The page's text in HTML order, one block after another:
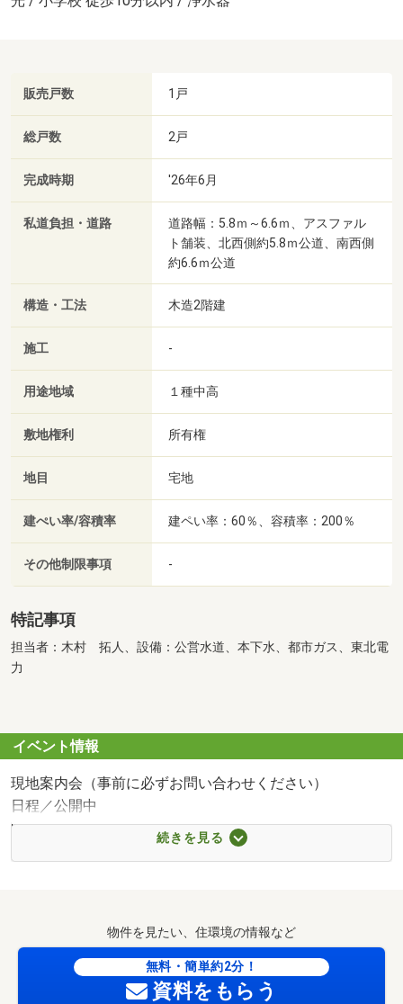
販売戸数 1戸
総戸数 2戸
完成時期 '26年6月
私道負担・道路
道路幅：5.8ｍ～6.6ｍ、アスファル
ト舗装、北西側約5.8ｍ公道、南西側
約6.6ｍ公道
構造・工法 木造2階建
施工 -
用途地域 １種中高
敷地権利 所有権
地目 宅地
建ぺい率/容積率 建ペい率：60％、容積率：200％
その他制限事項 -
特記事項
担当者：木村 拓人、設備：公営水道、本下水、都市ガス、東北電
力
イベント情報
現地案内会（事前に必ずお問い合わせください）
日程／公開中
時間／9:00～20:00
□■――――――――――――□■
物件を見るだけ、話を聞くだけの方も大歓迎です！
■ご見学は30分程度のお時間から可能♪
続きを見る
物件を見たい、住環境の情報など
無料・簡単約2分！
資料をもらう